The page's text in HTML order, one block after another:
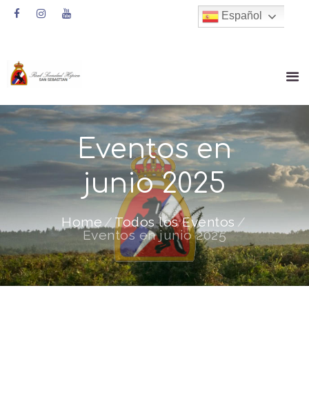
Eventos en
junio 2025
Home
Todos los Eventos
Eventos en junio 2025
Español